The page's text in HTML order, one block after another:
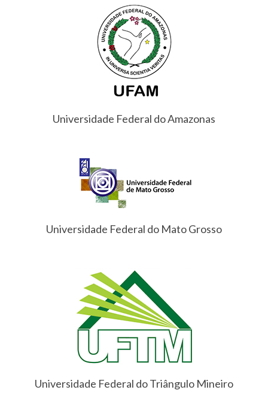
Universidade Federal do Amazonas
Universidade Federal do Mato Grosso
Universidade Federal do Triângulo Mineiro